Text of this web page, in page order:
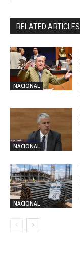
RELATED ARTICLES
NACIONAL
NACIONAL
NACIONAL